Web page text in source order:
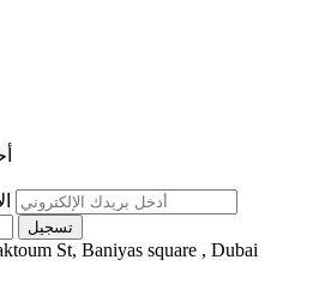
St, Baniyas square , Dubai